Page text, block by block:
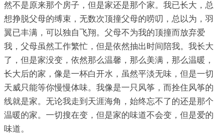
然不是原来那个房子，但是家还是那个家。我已长大，总
想挣脱父母的缚束，无数次顶撞父母的唠叨，总以为，羽
翼已丰满，可以独自飞翔。父母不为我的顶撞而放弃爱
我，父母虽然工作繁忙，但是依然抽出时间陪我。我长大
了，但是家没变，依然那么温馨，那么美满，那么温暖，
长大后的家，像是一杯白开水，虽然平淡无味，但是一切
天威只能等你慢慢体味。我像是一只风筝，而拴住风筝的
线就是家。无论我走到天涯海角，始终忘不了的还是那个
温暖的家。一切搜在变，但是家的味道不会变，但是爱的
味道。